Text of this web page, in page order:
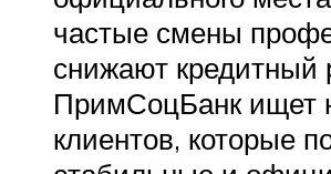
частые смены
снижают кредитный
ПримСоцБанк ищет
клиентов, которые